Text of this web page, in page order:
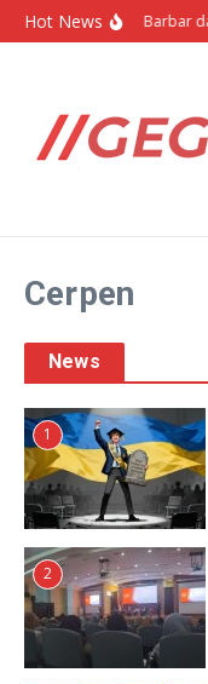
Lewati ke konten
Hot NewsPolitik Barbar
Cerpen
News
1
2